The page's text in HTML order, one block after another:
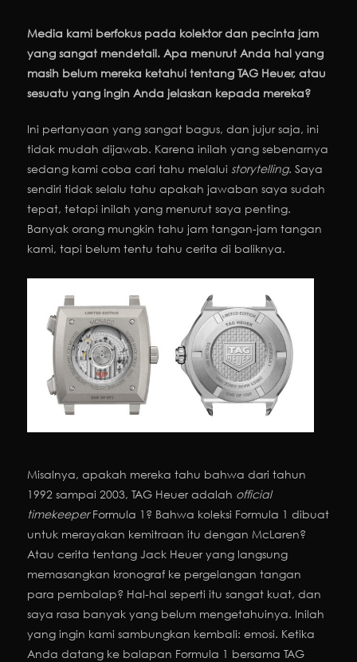
Media kami berfokus pada kolektor dan pecinta jam
yang sangat mendetail. Apa menurut Anda hal yang
masih belum mereka ketahui tentang TAG Heuer, atau
sesuatu yang ingin Anda jelaskan kepada mereka?
Ini pertanyaan yang sangat bagus, dan jujur saja, ini
tidak mudah dijawab. Karena inilah yang sebenarnya
sedang kami coba cari tahu melalui storytelling. Saya
sendiri tidak selalu tahu apakah jawaban saya sudah
tepat, tetapi inilah yang menurut saya penting.
Banyak orang mungkin tahu jam tangan-jam tangan
kami, tapi belum tentu tahu cerita di baliknya.
Misalnya, apakah mereka tahu bahwa dari tahun
1992 sampai 2003, TAG Heuer adalah official
timekeeperFormula 1? Bahwa koleksi Formula 1 dibuat
untuk merayakan kemitraan itu dengan McLaren?
Atau cerita tentang Jack Heuer yang langsung
memasangkan kronograf ke pergelangan tangan
para pembalap? Hal-hal seperti itu sangat kuat, dan
saya rasa banyak yang belum mengetahuinya. Inilah
yang ingin kami sambungkan kembali: emosi. Ketika
Anda datang ke balapan Formula 1 bersama TAG